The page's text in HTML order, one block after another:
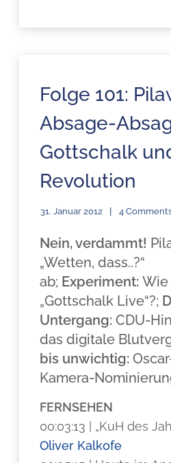
Folge 101:
Absage-
Gottschalk
Revolution
31. Januar 2012 4
Nein, verdammt!
„Wetten, dass..?“
ab; Experiment:
„Gottschalk Live“?;
Untergang:CDU-
das digitale
bis unwichtig:
Kamera-
FERNSEHEN
00:03:13 | „KuH des
Oliver Kalkofe